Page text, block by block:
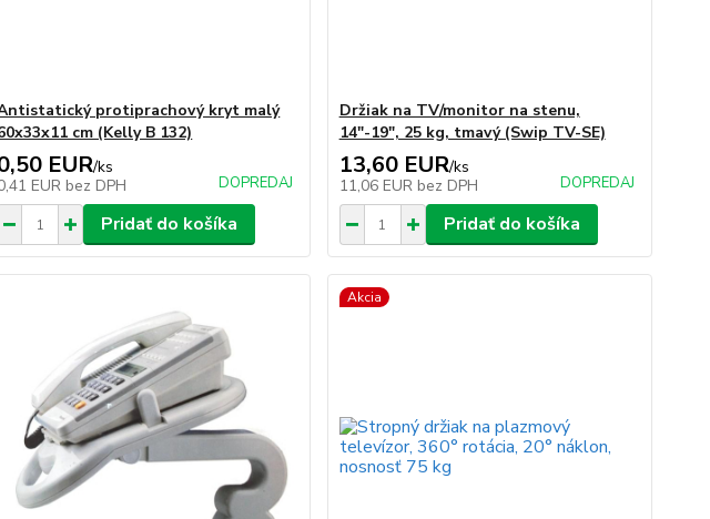
protiprachový kryt malý
cm (Kelly B 132)
EUR/ks
EUR bez DPH DOPREDAJ
Pridať do košíka
Držiak na TV/monitor na stenu,
14"-19", 25 kg, tmavý (Swip TV-SE)
13,60 EUR/ks
11,06 EUR bez DPH DOPREDAJ
Pridať do košíka
Akcia